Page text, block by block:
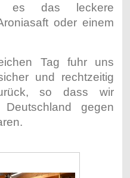
es das leckere
oder einem
Tag fuhr uns
und rechtzeitig
so dass wir
gegen